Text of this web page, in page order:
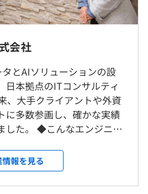
scikit-learnとは
基礎
類、転移学習など）
AWS/SQL 他多数！
形式の課題を出題する形で実
ッチアップしていけます！
研修内容は随時アップデート
て＞
川崎市が中心
します。
ークを行う場所を含む）
異なります。
／月
会社
とAIソリューションの設
日本拠点のITコンサルティ
、大手クライアントや外資
に多数参画し、確かな実績
ンジニア
活躍したいエンジニア ・キ
なら、あな
る最高の成長環境がありま
情報を見る